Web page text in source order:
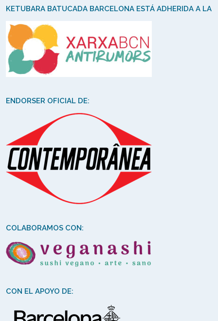
KETUBARA BATUCADA BARCELONA ESTÁ ADHERIDA A LA
ENDORSER OFICIAL DE:
COLABORAMOS CON:
CON EL APOYO DE: